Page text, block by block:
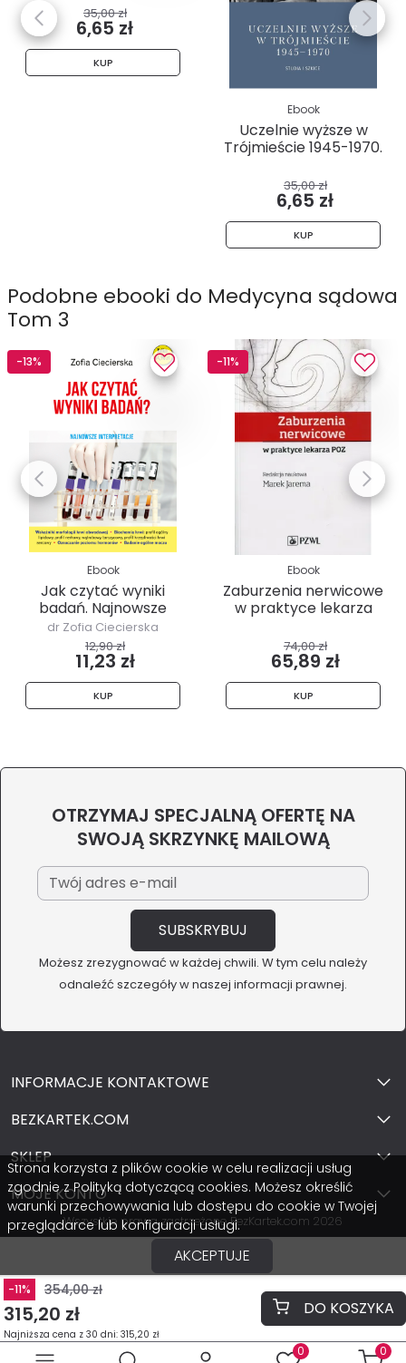
-11% 354,00 zł
315,20 zł
Najniższa cena z 30 dni: 315,20 zł
DO KOSZYKA
0 0
35,00 zł
6,65 zł
KUP
Ebook
Uczelnie wyższe w
Trójmieście 1945-1970.
35,00 zł
6,65 zł
KUP
Podobne ebooki do Medycyna sądowa
Tom 3
-13%
Ebook
Jak czytać wyniki
badań. Najnowsze
interpretacje
dr Zofia Ciecierska
12,90 zł
11,23 zł
KUP
-11%
Ebook
Zaburzenia nerwicowe
w praktyce lekarza
74,00 zł
65,89 zł
KUP
OTRZYMAJ SPECJALNĄ OFERTĘ NA
SWOJĄ SKRZYNKĘ MAILOWĄ
Możesz zrezygnować w każdej chwili. W tym celu należy
odnaleźć szczegóły w naszej informacji prawnej.
INFORMACJE KONTAKTOWE
BEZKARTEK.COM
SKLEP
MOJE KONTO
Wszystkie prawa zastrzeżone BezKartek.com 2026
Strona korzysta z plików cookie w celu realizacji usług
zgodnie z Polityką dotyczącą cookies. Możesz określić
warunki przechowywania lub dostępu do cookie w Twojej
przeglądarce lub konfiguracji usługi.
AKCEPTUJE